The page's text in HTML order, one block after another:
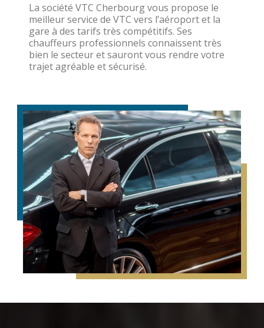
La société VTC Cherbourg vous propose le
meilleur service de VTC vers l’aéroport et la
gare à des tarifs très compétitifs. Ses
chauffeurs professionnels connaissent très
bien le secteur et sauront vous rendre votre
trajet agréable et sécurisé.